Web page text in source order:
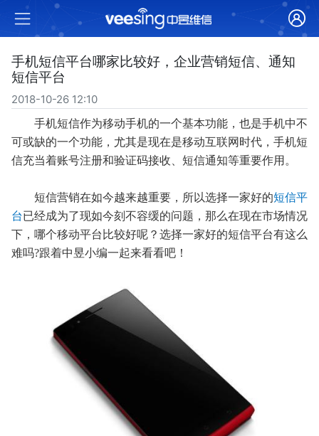
手机短信平台哪家比较好，企业营销短信、通知
短信平台
2018-10-26 12:10
手机短信作为移动手机的一个基本功能，也是手机中不
可或缺的一个功能，尤其是现在是移动互联网时代，手机短
信充当着账号注册和验证码接收、短信通知等重要作用。
短信营销在如今越来越重要，所以选择一家好的短信平
台已经成为了现如今刻不容缓的问题，那么在现在市场情况
下，哪个移动平台比较好呢？选择一家好的短信平台有这么
难吗?跟着中昱小编一起来看看吧！